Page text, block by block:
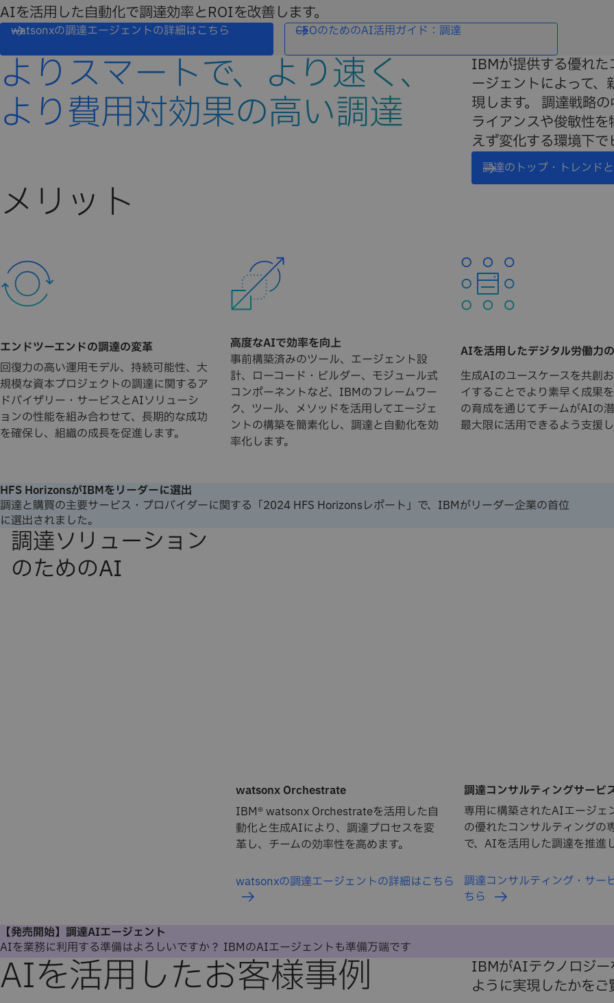
AIを活用した自動化で調達効率とROIを改善します。
watsonxの調達エージェントの詳細はこちら CEOのためのAI活用ガイド：調達
よりスマートで、より速く、
より費用対効果の高い調達
IBMが提供する優れ
ージェントによって
現します。 調達戦略
ライアンスや俊敏性
えず変化する環境下
調達のトップ・トレンド
メリット
エンドツーエンドの調達の変革
回復力の高い運用モデル、持続可能性、大
規模な資本プロジェクトの調達に関するア
ドバイザリー・サービスとAIソリューシ
ョンの性能を組み合わせて、長期的な成功
を確保し、組織の成長を促進します。
高度なAIで効率を向上
事前構築済みのツール、エージェント設
計、ローコード・ビルダー、モジュール式
コンポーネントなど、IBMのフレームワー
ク、ツール、メソッドを活用してエージェ
ントの構築を簡素化し、調達と自動化を効
率化します。
AIを活用したデジタル労働力
生成AIのユースケースを共創
イすることでより素早く成果
の育成を通じてチームがAIの
最大限に活用できるよう支援
HFS HorizonsがIBMをリーダーに選出
調達と購買の主要サービス・プロバイダーに関する「2024 HFS Horizonsレポート」で、IBMがリーダー企業の首位
に選出されました。
watsonx Orchestrate
IBM® watsonx Orchestrateを活用した自
動化と生成AIにより、調達プロセスを変
革し、チームの効率性を高めます。
watsonxの調達エージェントの詳細はこちら
調達コンサルティングサービ
専用に構築されたAIエージェ
の優れたコンサルティングの
で、AIを活用した調達を推進
調達コンサルティング・サー
ちら
【発売開始】調達AIエージェント
AIを業務に利用する準備はよろしいですか？ IBMのAIエージェントも準備万端です
AIを活用したお客様事例
IBMがAIテクノロジー
ように実現したかを